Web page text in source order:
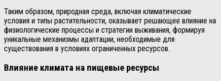
Таким образом, природная среда, включая климатические
условия и типы растительности, оказывает решающее влияние на
физиологические процессы и стратегии выживания, формируя
уникальные механизмы адаптации, необходимые для
существования в условиях ограниченных ресурсов.
Влияние климата на пищевые ресурсы